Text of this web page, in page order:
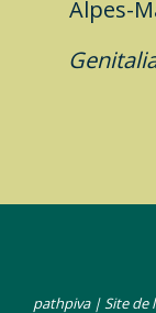
Alpes-
pathpiva | Site de